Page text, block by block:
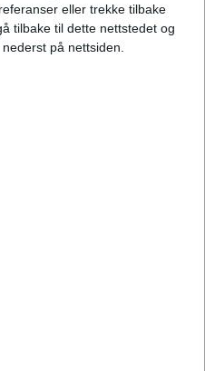
eller trekke tilbake
tilbake til dette nettstedet og
på nettsiden.
åpner for det, kan